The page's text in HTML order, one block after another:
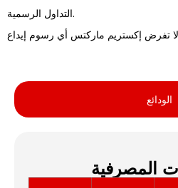
التداول الرسمية.
الودائع
المصرفية